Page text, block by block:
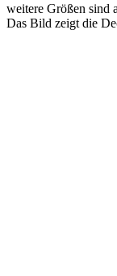
weitere Größen sind
Das Bild zeigt die